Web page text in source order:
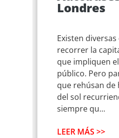
Londres
Existen
recorrer la
que impliquen
público. Pero
que rehúsan de
del sol
siempre qu...
LEER MÁS >>